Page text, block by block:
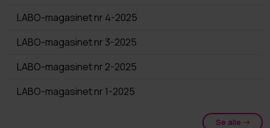
LABO-magasinet nr 4-2025
LABO-magasinet nr 3-2025
LABO-magasinet nr 2-2025
LABO-magasinet nr 1-2025
Se alle